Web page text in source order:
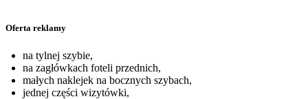
Oferta reklamy
na tylnej szybie,
na zagłówkach foteli przednich,
małych naklejek na bocznych szybach,
jednej części wizytówki,